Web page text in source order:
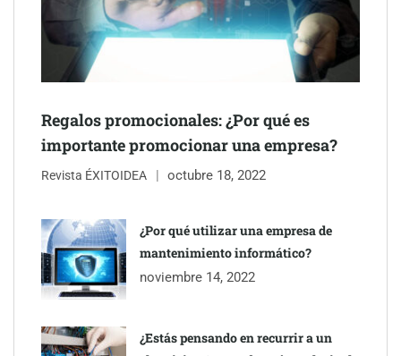
NOVA: innovación y diseño que transforman espacios de la
mano de Tormo Franquicias
Regalos promocionales: ¿Por qué es
importante promocionar una empresa?
Revista ÉXITOIDEA octubre 18, 2022
¿Por qué utilizar una empresa de
mantenimiento informático?
noviembre 14, 2022
¿Estás pensando en recurrir a un